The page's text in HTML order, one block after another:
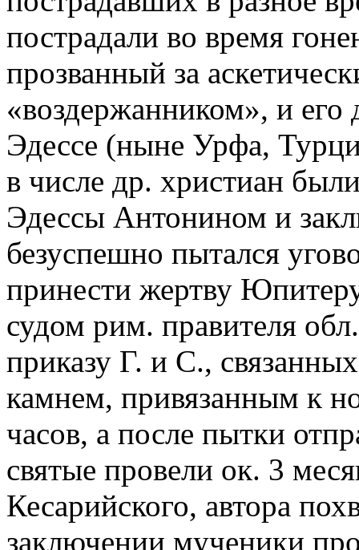
пострадали во время
прозванный за
«воздержанником», и его
Эдессе (ныне Урфа,
в числе др. христиан
Эдессы Антонином и
безуспешно пытался
принести жертву
судом рим. правителя
приказу Г. и С.,
камнем, привязанным к
часов, а после пытки
святые провели ок. 3
Кесарийского, автора
заключении мученики